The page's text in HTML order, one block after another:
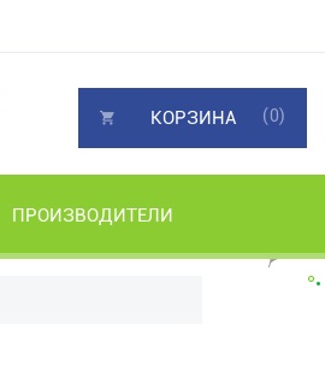
ПРОИЗВОДИТЕЛИ
КОРЗИНА (0)